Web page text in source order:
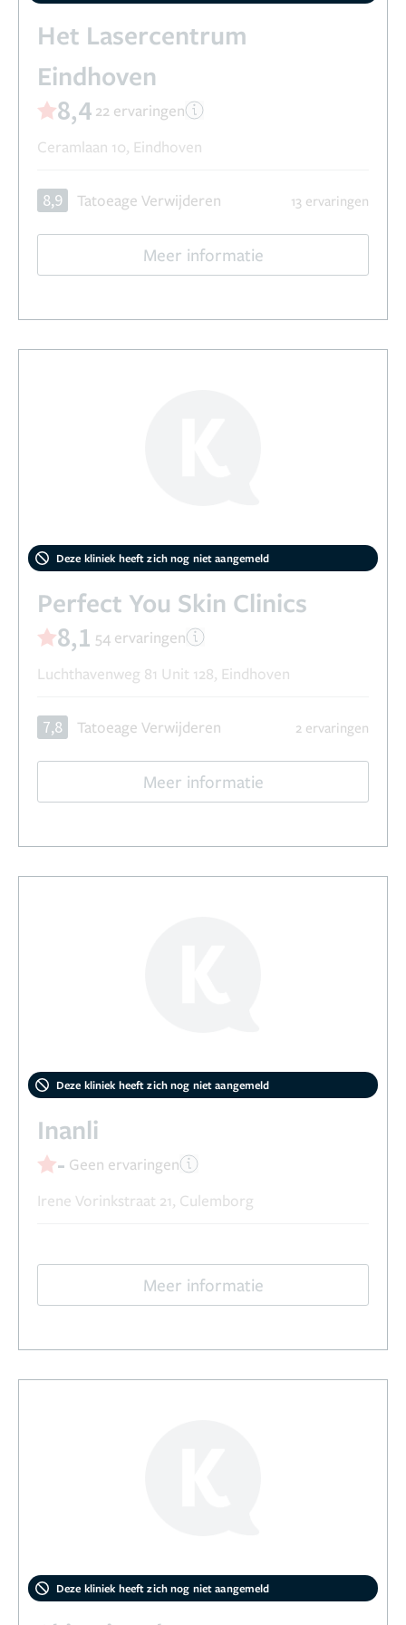
Het Lasercentrum
Eindhoven
8,4 22 ervaringen
Ceramlaan 10, Eindhoven
8,9 Tatoeage Verwijderen 13 ervaringen
Meer informatie
Deze kliniek heeft zich nog niet aangemeld
Perfect You Skin Clinics
8,1 54 ervaringen
Luchthavenweg 81 Unit 128, Eindhoven
7,8 Tatoeage Verwijderen 2 ervaringen
Meer informatie
Deze kliniek heeft zich nog niet aangemeld
Inanli
- Geen ervaringen
Irene Vorinkstraat 21, Culemborg
Meer informatie
Deze kliniek heeft zich nog niet aangemeld